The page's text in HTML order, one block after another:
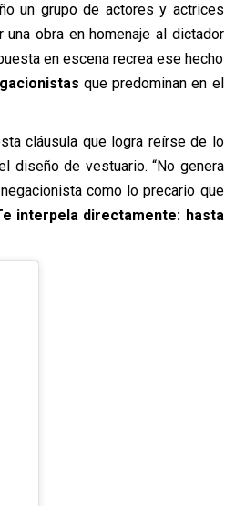
un grupo de actores y actrices
una obra en homenaje al dictador
en escena recrea ese hecho
que predominan en el
cláusula que logra reírse de lo
diseño de vestuario. “No genera
como lo precario que
interpela directamente: hasta